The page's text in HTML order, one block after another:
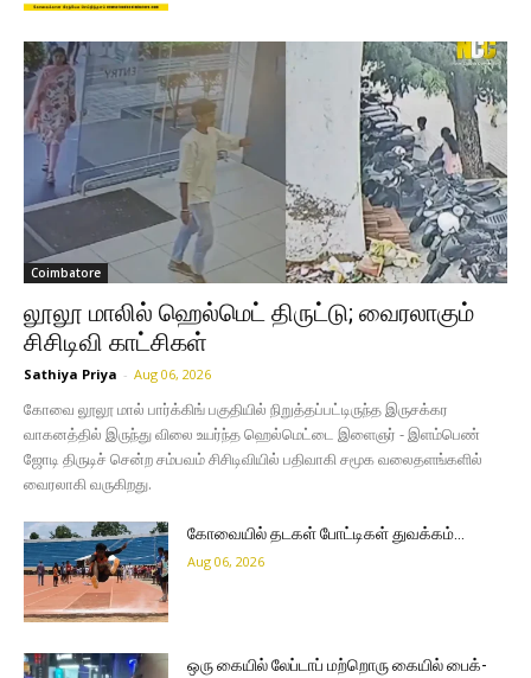
Coimbatore
லூலூ மாலில் ஹெல்மெட் திருட்டு; வைரலாகும்
சிசிடிவி காட்சிகள்
Sathiya Priya - Aug 06, 2026
கோவை லூலூ மால் பார்க்கிங் பகுதியில் நிறுத்தப்பட்டிருந்த இருசக்கர
வாகனத்தில் இருந்து விலை உயர்ந்த ஹெல்மெட்டை இளைஞர் - இளம்பெண்
ஜோடி திருடிச் சென்ற சம்பவம் சிசிடிவியில் பதிவாகி சமூக வலைதளங்களில்
வைரலாகி வருகிறது.
கோவையில் தடகள் போட்டிகள் துவக்கம்…
Aug 06, 2026
ஒரு கையில் லேப்டாப் மற்றொரு கையில் பைக்-